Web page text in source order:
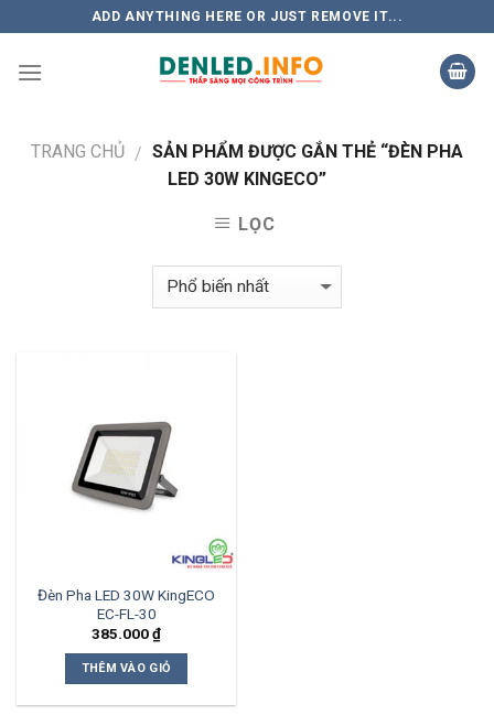
to
content
ADD ANYTHING HERE OR JUST REMOVE IT...
TRANG CHỦ / SẢN PHẨM ĐƯỢC GẮN THẺ “ĐÈN PHA
LED 30W KINGECO”
LỌC
Đèn Pha LED 30W KingECO
EC-FL-30
385.000₫
THÊM VÀO GIỎ